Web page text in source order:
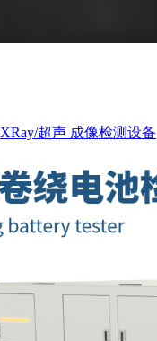
XRay/超声 成像检测设备